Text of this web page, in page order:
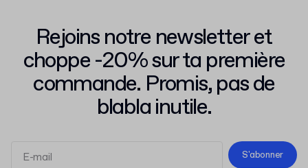
Rejoins notre newsletter et
choppe -20% sur ta première
commande. Promis, pas de
blabla inutile.
S'abonner